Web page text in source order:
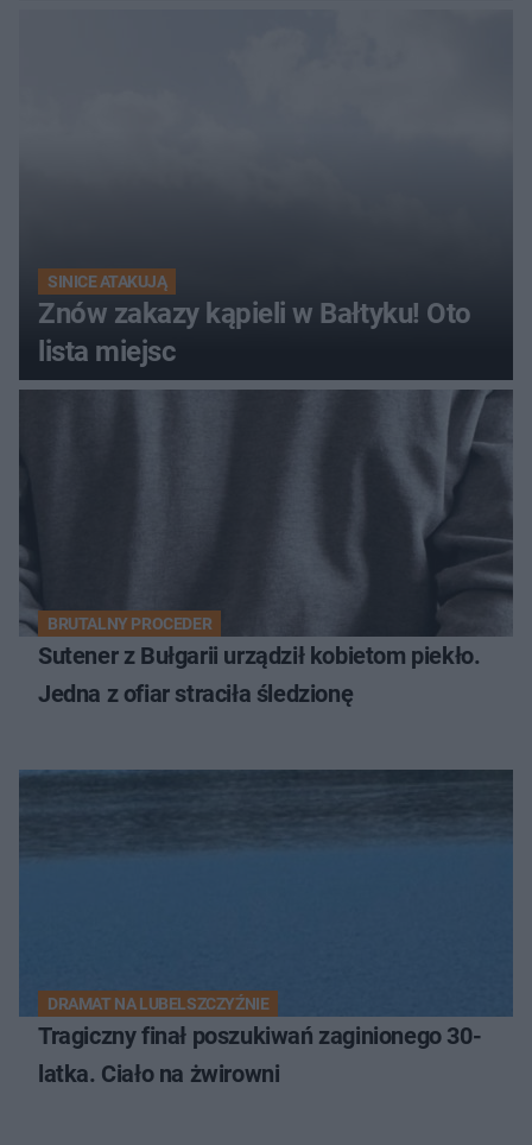
SINICE ATAKUJĄ
Znów zakazy kąpieli w Bałtyku! Oto
lista miejsc
BRUTALNY PROCEDER
Sutener z Bułgarii urządził kobietom piekło.
Jedna z ofiar straciła śledzionę
DRAMAT NA LUBELSZCZYŹNIE
Tragiczny finał poszukiwań zaginionego 30-
latka. Ciało na żwirowni